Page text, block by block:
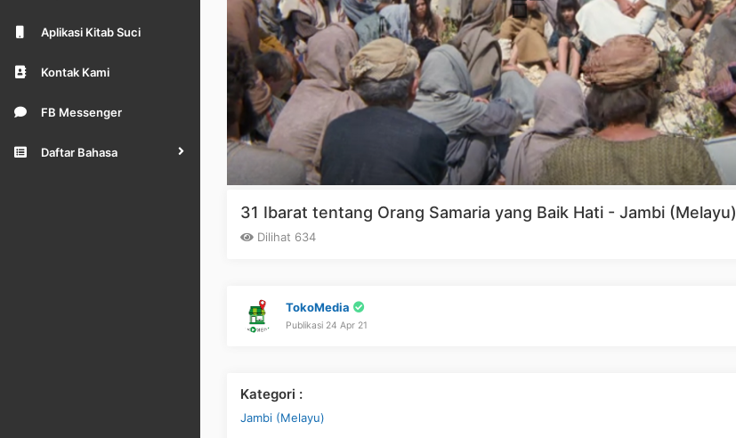
Aplikasi Kitab Suci
Kontak Kami
FB Messenger
Daftar Bahasa
31 Ibarat tentang Orang Samaria yang Baik Hati - Jambi (Melayu)
Dilihat 634
TokoMedia
Publikasi 24 Apr 21
Kategori :
Jambi (Melayu)